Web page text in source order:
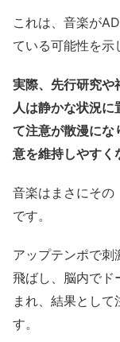
これは、音楽が
ている可能性を示
実際、先行研究や
人は静かな状況
て注意が散漫にな
意を維持しやすく
音楽はまさにその
です。
アップテンポで刺
飛ばし、脳内でド
まれ、結果として
す。